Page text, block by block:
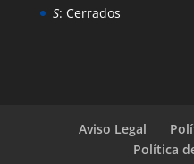
S: Cerrados
Aviso Legal
Política